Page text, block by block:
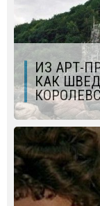
ИЗ АРТ-
КАК